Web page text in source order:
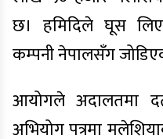
छ। हमिदिले घूस
कम्पनी नेपालसँग
आयोगले अदालतमा
अभियोग पत्रमा